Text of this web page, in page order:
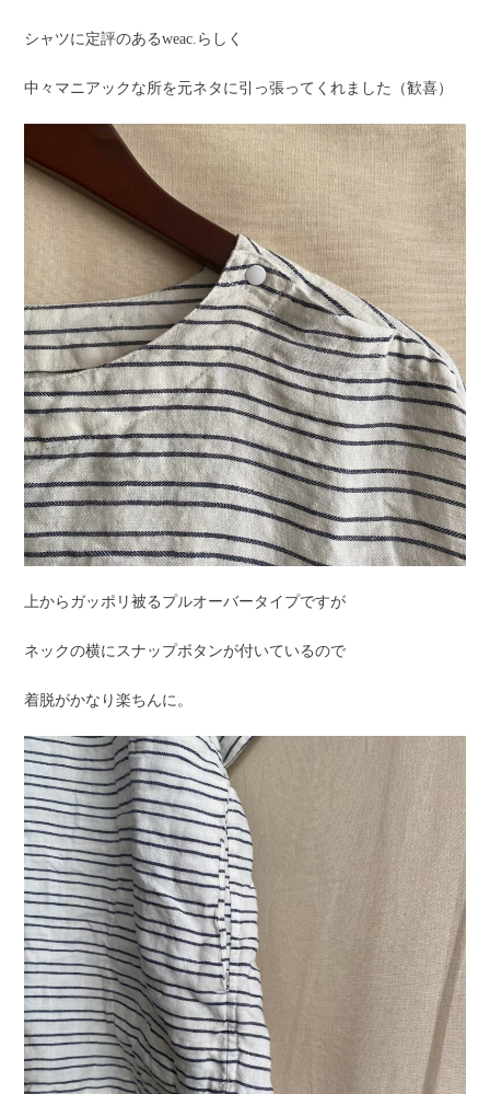
シャツに定評のあるweac.らしく
中々マニアックな所を元ネタに引っ張ってくれました（歓喜）
上からガッポリ被るプルオーバータイプですが
ネックの横にスナップボタンが付いているので
着脱がかなり楽ちんに。